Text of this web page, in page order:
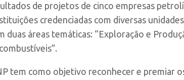
de projetos de cinco empresas
credenciadas com diversas
duas áreas temáticas: “Exploração e
tem como objetivo reconhecer e premiar